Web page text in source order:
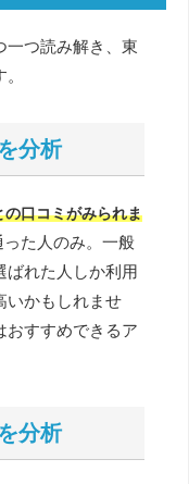
一つ読み解き、東
分析
口コミがみられま
た人のみ。一般
ばれた人しか利用
いかもしれませ
おすすめできるア
分析